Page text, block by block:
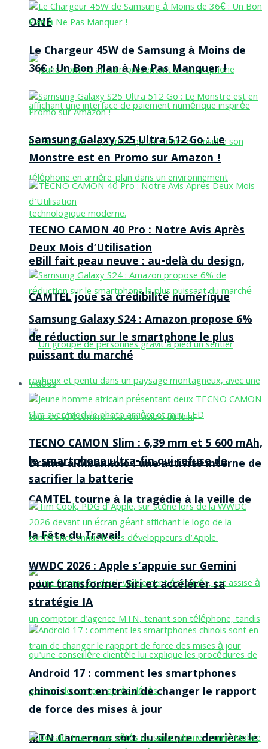
ONE
eBill fait peau neuve : au-delà du design,
CAMTEL joue sa crédibilité numérique
Drame à Mbankolo : une activité interne de
CAMTEL tourne à la tragédie à la veille de
la Fête du Travail
MTN Cameroon sort du silence : derrière le
Le Chargeur 45W de Samsung à Moins de
36€ : Un Bon Plan à Ne Pas Manquer !
Samsung Galaxy S25 Ultra 512 Go : Le
Monstre est en Promo sur Amazon !
TECNO CAMON 40 Pro : Notre Avis Après
Deux Mois d’Utilisation
Samsung Galaxy S24 : Amazon propose 6%
de réduction sur le smartphone le plus
puissant du marché
Vidéos
TECNO CAMON Slim : 6,39 mm et 5 600 mAh,
le smartphone ultra-fin qui refuse de
sacrifier la batterie
WWDC 2026 : Apple s’appuie sur Gemini
pour transformer Siri et accélérer sa
stratégie IA
Android 17 : comment les smartphones
chinois sont en train de changer le rapport
de force des mises à jour